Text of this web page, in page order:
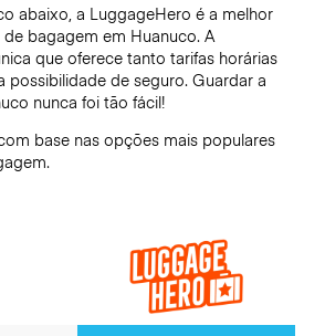
abaixo, a LuggageHero é a melhor
bagagem em Huanuco. A
que oferece tanto tarifas horárias
possibilidade de seguro. Guardar a
nunca foi tão fácil!
base nas opções mais populares